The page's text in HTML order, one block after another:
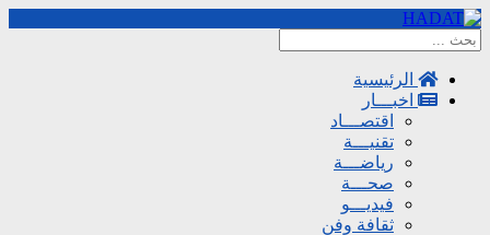
الرئيسية
اخبـــار
اقتصـــاد
تقنيـــة
رياضـــة
صحـــة
فيديـــو
ثقافة وفن